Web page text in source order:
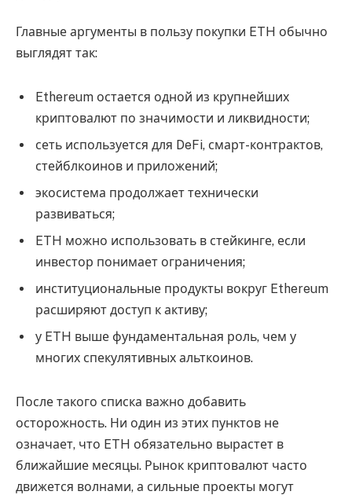
Главные аргументы в пользу покупки ETH обычно
выглядят так:
Ethereum остается одной из крупнейших
криптовалют по значимости и ликвидности;
сеть используется для DeFi, смарт-контрактов,
стейблкоинов и приложений;
экосистема продолжает технически
развиваться;
ETH можно использовать в стейкинге, если
инвестор понимает ограничения;
институциональные продукты вокруг Ethereum
расширяют доступ к активу;
у ETH выше фундаментальная роль, чем у
многих спекулятивных альткоинов.
После такого списка важно добавить
осторожность. Ни один из этих пунктов не
означает, что ETH обязательно вырастет в
ближайшие месяцы. Рынок криптовалют часто
движется волнами, а сильные проекты могут